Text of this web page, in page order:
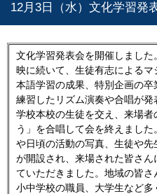
12月3日（水）文化学習発
文化学習発表会を開催しまし
映に続いて、生徒有志による
本語学習の成果、特別企画の
練習したリズム演奏や合唱が
学校本校の生徒を交え、来場者
う」を合唱して会を終えまし
や日頃の活動の写真、生徒や
が開設され、来場された皆さ
ていただきました。地域の皆
小中学校の職員、大学生など